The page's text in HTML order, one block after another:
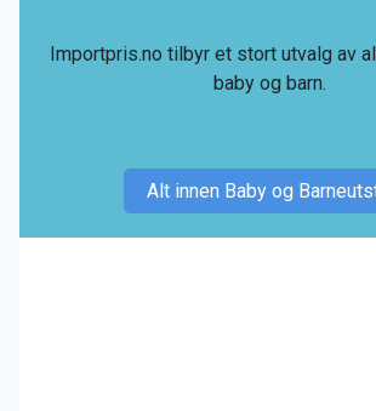
Importpris.no tilbyr et stort utvalg av
baby og barn.
Alt innen Baby og